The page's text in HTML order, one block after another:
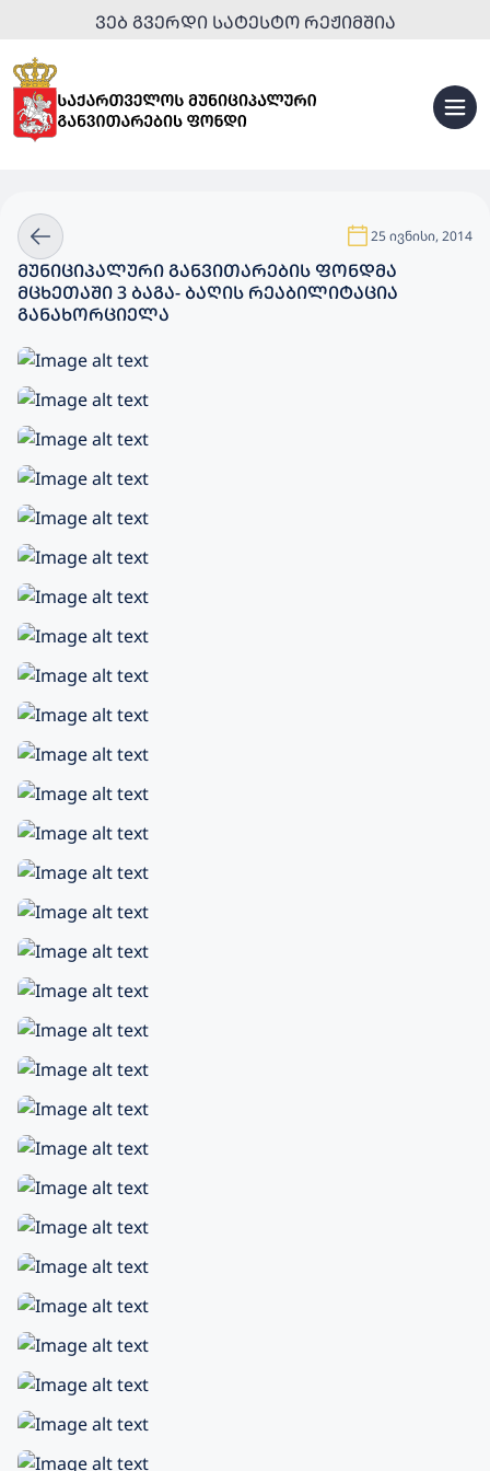
ᲕᲔᲑ ᲒᲕᲔᲠᲓᲘ ᲡᲐᲢᲔᲡᲢᲝ ᲠᲔᲟᲘᲛᲨᲘᲐ
25 ივნისი, 2014
ᲛᲣᲜᲘᲪᲘᲞᲐᲚᲣᲠᲘ ᲒᲐᲜᲕᲘᲗᲐᲠᲔᲑᲘᲡ ᲤᲝᲜᲓᲛᲐ
ᲛᲪᲮᲔᲗᲐᲨᲘ 3 ᲑᲐᲒᲐ- ᲑᲐᲦᲘᲡ ᲠᲔᲐᲑᲘᲚᲘᲢᲐᲪᲘᲐ
ᲒᲐᲜᲐᲮᲝᲠᲪᲘᲔᲚᲐ